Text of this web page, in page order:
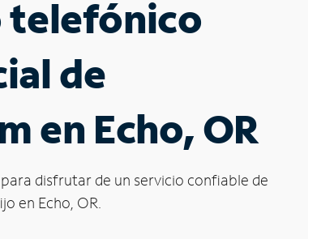
telefónico
de
en Echo, OR
para disfrutar de un servicio confiable de
en Echo, OR.